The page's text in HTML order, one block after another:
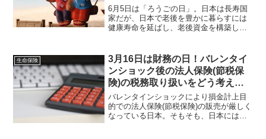
6月5日は「ろうごの日」。日本は長寿国
家だが、日本で老後を豊かに暮らすには
健康寿命を延ばし、老後資金を構築して
代からの準備が重要となってくる。
生命保険
3月16日は財務の日！バレンタイ
ンショック後の法人保険(節税保
険)の税務取り扱いをどう考え
る？
バレンタインショックにより損金計上目
的での法人保険(節税保険)の販売が厳しく
なっている日本。そもそも、日本には生